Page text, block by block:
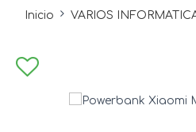
Inicio VARIOS